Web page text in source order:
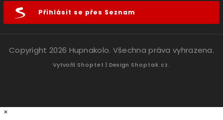
Přihlásit se přes Seznam
Copyright 2026 Hupnakolo. Všechna práva vyhrazena.
Vytvořil Shoptet | Design Shoptak.cz.
×